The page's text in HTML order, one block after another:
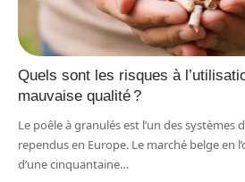
Quels sont les risques à
mauvaise qualité ?
Le poêle à granulés est l’un des systèmes
rependus en Europe. Le marché belge en
d’une cinquantaine…